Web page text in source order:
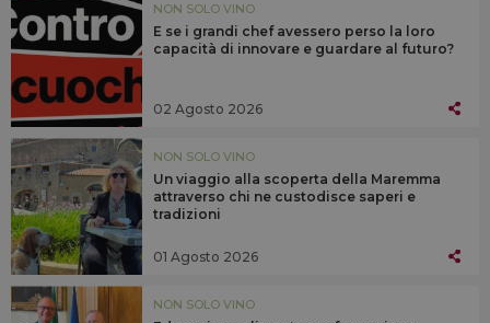
NON SOLO VINO
E se i grandi chef avessero perso la loro
capacità di innovare e guardare al futuro?
02 Agosto 2026
NON SOLO VINO
Un viaggio alla scoperta della Maremma
attraverso chi ne custodisce saperi e
tradizioni
01 Agosto 2026
NON SOLO VINO